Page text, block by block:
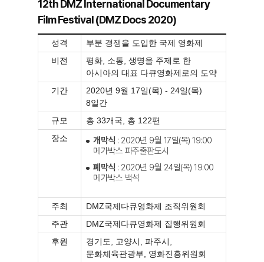
12th DMZ International Documentary
Film Festival (DMZ Docs 2020)
성격
부분 경쟁을 도입한 국제 영화제
비전
평화, 소통, 생명을 주제로 한
아시아의 대표 다큐영화제로의 도약
기간
2020년 9월 17일(목) - 24일(목)
8일간
규모
총 33개국, 총 122편
장소
개막식 : 2020년 9월 17일(목) 19:00
메가박스 파주출판도시
폐막식 : 2020년 9월 24일(목) 19:00
메가박스 백석
주최
DMZ국제다큐영화제 조직위원회
주관
DMZ국제다큐영화제 집행위원회
후원
경기도, 고양시, 파주시,
문화체육관광부, 영화진흥위원회